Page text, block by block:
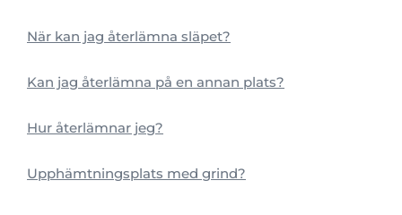
När kan jag återlämna släpet?
Kan jag återlämna på en annan plats?
Hur återlämnar jeg?
Upphämtningsplats med grind?